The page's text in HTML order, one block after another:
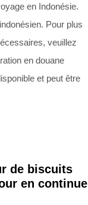
en Indonésie.
Pour plus
veuillez
en douane
et peut être
de biscuits
en continue